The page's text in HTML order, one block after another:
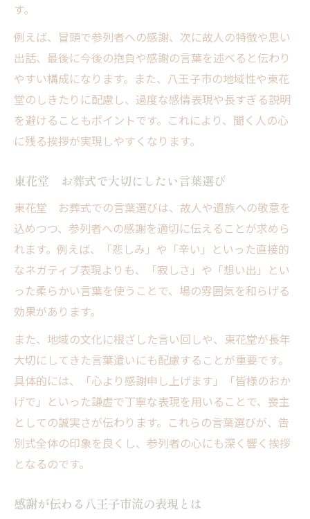
す。
例えば、冒頭で参列者への感謝、次に故人の特徴や思い
出話、最後に今後の抱負や感謝の言葉を述べると伝わり
やすい構成になります。また、八王子市の地域性や東花
堂のしきたりに配慮し、過度な感情表現や長すぎる説明
を避けることもポイントです。これにより、聞く人の心
に残る挨拶が実現しやすくなります。
東花堂 お葬式で大切にしたい言葉選び
東花堂 お葬式での言葉選びは、故人や遺族への敬意を
込めつつ、参列者への感謝を適切に伝えることが求めら
れます。例えば、「悲しみ」や「辛い」といった直接的
なネガティブ表現よりも、「寂しさ」や「想い出」とい
った柔らかい言葉を使うことで、場の雰囲気を和らげる
効果があります。
また、地域の文化に根ざした言い回しや、東花堂が長年
大切にしてきた言葉遣いにも配慮することが重要です。
具体的には、「心より感謝申し上げます」「皆様のおか
げで」といった謙虚で丁寧な表現を用いることで、喪主
としての誠実さが伝わります。これらの言葉選びが、告
別式全体の印象を良くし、参列者の心にも深く響く挨拶
となるのです。
感謝が伝わる八王子市流の表現とは